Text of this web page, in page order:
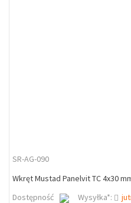
SR-AG-090
Wkręt Mustad Panelvit TC 4x30
Dostępność
Wysyłka*: